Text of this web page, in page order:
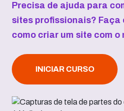
Precisa de ajuda para
sites profissionais? Faça
como criar um site com o
INICIAR CURSO